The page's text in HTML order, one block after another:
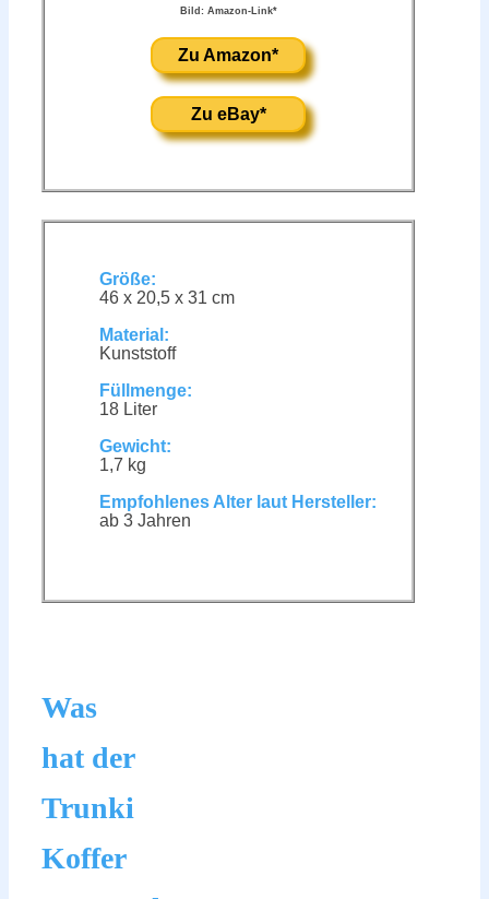
Bild: Amazon-Link*
Zu Amazon*
Zu eBay*
Größe:
46 x 20,5 x 31 cm
Material:
Kunststoff
Füllmenge:
18 Liter
Gewicht:
1,7 kg
Empfohlenes Alter laut Hersteller:
ab 3 Jahren
Was
hat der
Trunki
Koffer